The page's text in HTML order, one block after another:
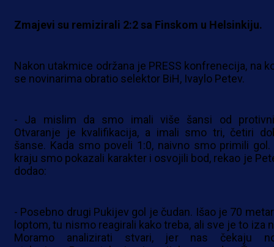
Zmajevi su remizirali 2:2 sa Finskom u Helsinkiju.
Nakon utakmice održana je PRESS konfrenecija, na
se novinarima obratio selektor BiH, Ivaylo Petev.
- Ja mislim da smo imali više šansi od
Otvaranje je kvalifikacija, a imali smo tri, četiri
šanse. Kada smo poveli 1:0, naivno smo primili gol.
kraju smo pokazali karakter i osvojili bod, rekao je
dodao:
- Posebno drugi Pukijev gol je čudan. Išao je 70
loptom, tu nismo reagirali kako treba, ali sve je to iza
Moramo analizirati stvari, jer nas čekaju